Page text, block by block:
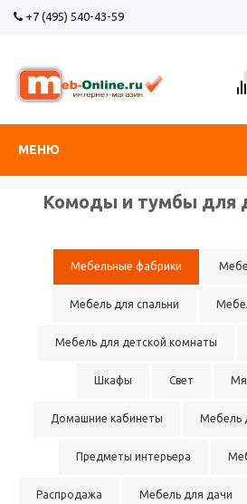
+7 (495) 540-43-59
МЕНЮ
Комоды и тумбы для
Мебельные фабрики
Мебель для спальни
Мебель для детской комнаты
Шкафы Свет
Домашние кабинеты Мебель
Предметы интерьера
Распродажа Мебель для дачи